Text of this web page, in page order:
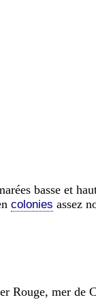
basse et
colonies assez
Rouge, mer